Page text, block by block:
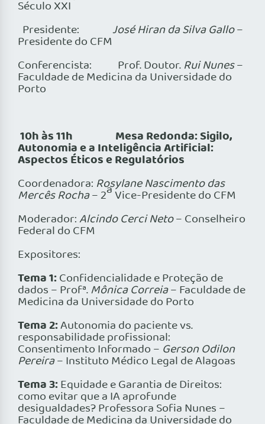
Século XXI
Presidente:
José Hiran da Silva Gallo–
Presidente do CFM
Conferencista: Prof. Doutor. Rui Nunes–
Faculdade de Medicina da Universidade do
Porto
10h às 11h Mesa Redonda: Sigilo,
Autonomia e a Inteligência Artificial:
Aspectos Éticos e Regulatórios
Coordenadora: Rosylane Nascimento das
Mercês Rocha– 2aVice-Presidente do CFM
Moderador:Alcindo Cerci Neto– Conselheiro
Federal do CFM
Expositores:
Tema 1:Confidencialidade e Proteção de
dados – Profª.Mônica Correia– Faculdade de
Medicina da Universidade do Porto
Tema 2:Autonomia do paciente vs.
responsabilidade profissional:
Consentimento Informado – Gerson Odilon
Pereira– Instituto Médico Legal de Alagoas
Tema 3:Equidade e Garantia de Direitos:
como evitar que a IA aprofunde
desigualdades? Professora Sofia Nunes –